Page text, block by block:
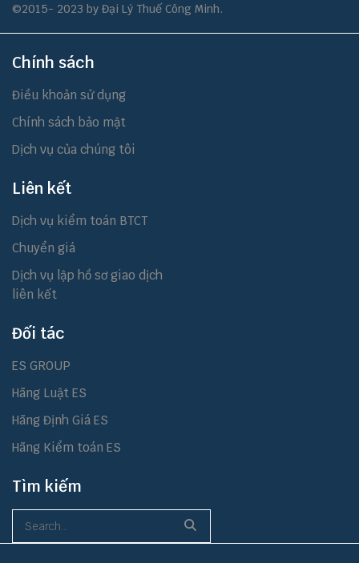
©2015- 2023 by Đại Lý Thuế Công Minh.
Chính sách
Điều khoản sử dụng
Chính sách bảo mật
Dịch vụ của chúng tôi
Liên kết
Dịch vụ kiểm toán BTCT
Chuyển giá
Dịch vụ lập hồ sơ giao dịch
liên kết
Đối tác
ES GROUP
Hãng Luật ES
Hãng Định Giá ES
Hãng Kiểm toán ES
Tìm kiếm